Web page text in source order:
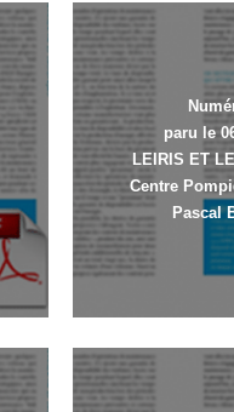
paru le
LEIRIS ET
Centre
Pascal